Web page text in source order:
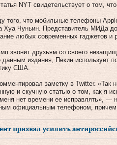
NYT свидетельствует о том,
того, что мобильные телефоны
Чуньин. Представитель МИДа
любых современных гаджетов и
звонит друзьям со своего
издания, Пекин использует
США.
заметку в Twitter.
и скучную статью о том, как я
меня нет времени ее исправлять», —
официальным телефоном, причем
призвал усилить